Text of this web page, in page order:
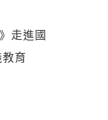
走進國
育